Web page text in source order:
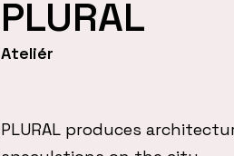
PLURAL
Ateliér
PLURAL produces